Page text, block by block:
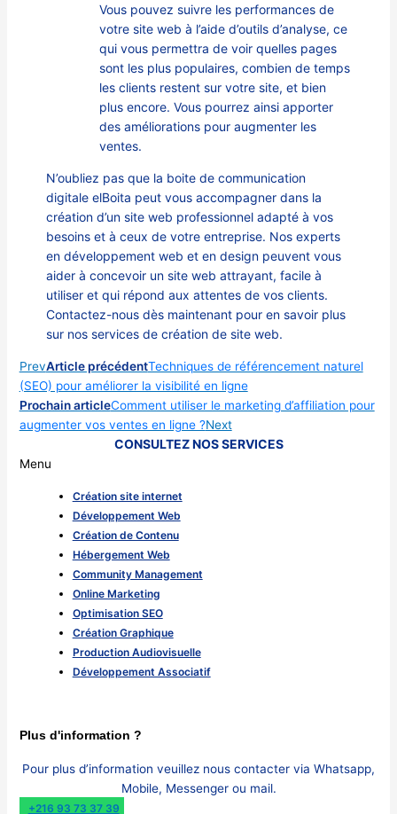
Vous pouvez suivre les performances de
votre site web à l’aide d’outils d’analyse, ce
qui vous permettra de voir quelles pages
sont les plus populaires, combien de temps
les clients restent sur votre site, et bien
plus encore. Vous pourrez ainsi apporter
des améliorations pour augmenter les
ventes.
N’oubliez pas que la boite de communication
digitale elBoita peut vous accompagner dans la
création d’un site web professionnel adapté à vos
besoins et à ceux de votre entreprise. Nos experts
en développement web et en design peuvent vous
aider à concevoir un site web attrayant, facile à
utiliser et qui répond aux attentes de vos clients.
Contactez-nous dès maintenant pour en savoir plus
sur nos services de création de site web.
PrevArticle précédentTechniques de référencement naturel
(SEO) pour améliorer la visibilité en ligne
Prochain articleComment utiliser le marketing d’affiliation pour
augmenter vos ventes en ligne ?Next
CONSULTEZ NOS SERVICES
Menu
Création site internet
Développement Web
Création de Contenu
Hébergement Web
Community Management
Online Marketing
Optimisation SEO
Création Graphique
Production Audiovisuelle
Développement Associatif
Plus d'information ?
Pour plus d’information veuillez nous contacter via Whatsapp,
Mobile, Messenger ou mail.
+216 93 73 37 39